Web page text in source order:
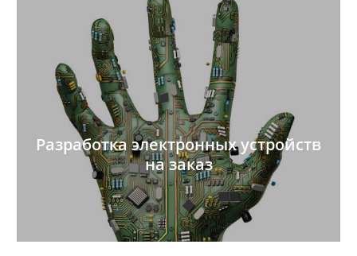
Разработка электронных устройств
на заказ